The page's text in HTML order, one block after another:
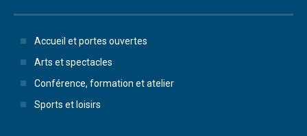
Accueil et portes ouvertes
Arts et spectacles
Conférence, formation et atelier
Sports et loisirs